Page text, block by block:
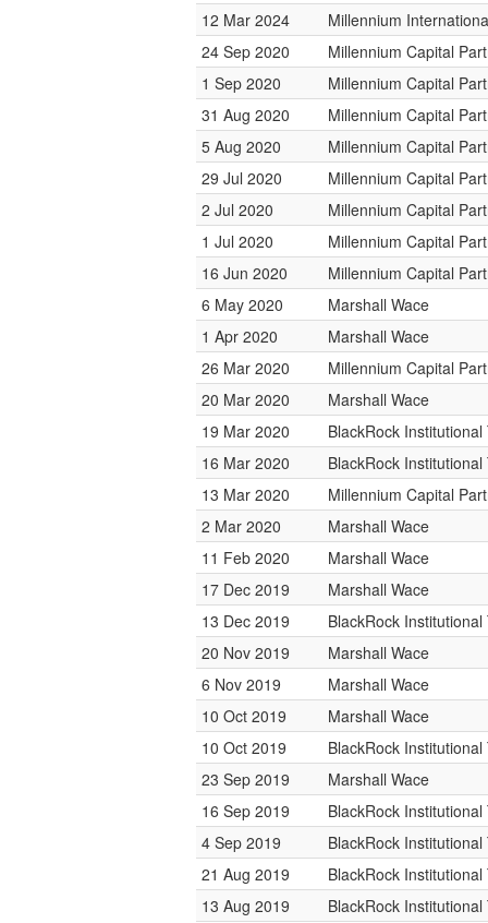
12 Mar 2024
Millennium
24 Sep 2020
Millennium Capital
1 Sep 2020
Millennium Capital
31 Aug 2020
Millennium Capital
5 Aug 2020
Millennium Capital
29 Jul 2020
Millennium Capital
2 Jul 2020
Millennium Capital
1 Jul 2020
Millennium Capital
16 Jun 2020
Millennium Capital
6 May 2020
Marshall Wace
1 Apr 2020
Marshall Wace
26 Mar 2020
Millennium Capital
20 Mar 2020
Marshall Wace
19 Mar 2020
BlackRock
16 Mar 2020
BlackRock
13 Mar 2020
Millennium Capital
2 Mar 2020
Marshall Wace
11 Feb 2020
Marshall Wace
17 Dec 2019
Marshall Wace
13 Dec 2019
BlackRock
20 Nov 2019
Marshall Wace
6 Nov 2019
Marshall Wace
10 Oct 2019
Marshall Wace
10 Oct 2019
BlackRock
23 Sep 2019
Marshall Wace
16 Sep 2019
BlackRock
4 Sep 2019
BlackRock
21 Aug 2019
BlackRock
13 Aug 2019
BlackRock